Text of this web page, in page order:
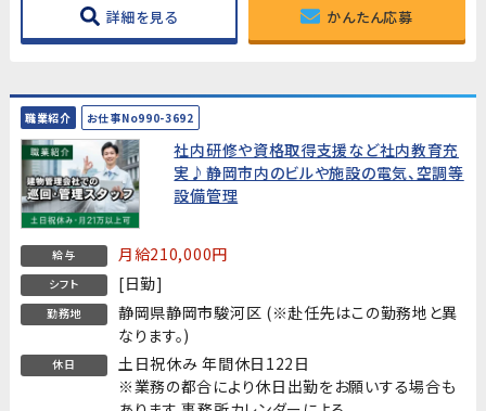
詳細を見る かんたん応募
職業紹介 お仕事No990-3692
社内研修や資格取得支援など社内教育充
実♪静岡市内のビルや施設の電気、空調等
設備管理
給与 月給210,000円
シフト [日勤]
勤務地
静岡県静岡市駿河区 (※赴任先はこの勤務地と異
なります。)
休日
土日祝休み 年間休日122日
※業務の都合により休日出勤をお願いする場合も